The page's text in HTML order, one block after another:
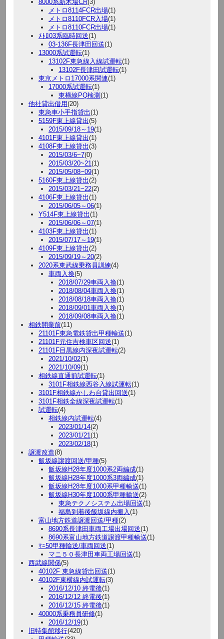
8000系新木場CR(3)
メトロ8114FCR出場(1)
メトロ8110FCR入場(1)
メトロ8110FCR出場(1)
ﾒﾄﾛ03系臨時回送(1)
03-136F長津田回送(1)
13000系試運転(1)
13102F東急線入線試運転(1)
13102F長津田試運転(1)
東京メトロ17000系関連(1)
17000系試運転(1)
東横線PQ検測(1)
他社貸出借用(20)
東急車小手指貸出(1)
5159F東上線貸出(5)
2015/09/18～19(1)
4101F東上線貸出(1)
4108F東上線貸出(3)
2015/03/6~7(0)
2015/03/20~21(1)
2015/05/08~09(1)
5160F東上線貸出(2)
2015/03/21~22(2)
4106F東上線貸出(1)
2015/06/05～06(1)
Y514F東上線貸出(1)
2015/06/06～07(1)
4103F東上線貸出(1)
2015/07/17～19(1)
4109F東上線貸出(2)
2015/09/19～20(2)
2020系東武線乗務員訓練(4)
車両入換(5)
2018/07/29車両入換(1)
2018/08/04車両入換(1)
2018/08/18車両入換(1)
2018/09/01車両入換(1)
2018/09/08車両入換(1)
相鉄開業前(11)
21101F東急電鉄貸出甲種輸送(1)
21101F元住吉検車区回送(1)
21101F目黒線内深夜試運転(2)
2021/10/02(1)
2021/10/09(1)
相鉄線直通前試運転(1)
3101F相鉄線西谷入線試運転(1)
3101F相鉄線かしわ台貸出回送(1)
3101F相鉄全線深夜試運転(1)
試運転(4)
相鉄線内試運転(4)
2023/01/14(2)
2023/01/21(1)
2023/02/18(1)
譲渡改造(8)
飯坂線譲渡回送/甲種(5)
飯坂線H28年度1000系2両編成(1)
飯坂線H28年度1000系3両編成(1)
飯坂線H28年度1000系甲種輸送(1)
飯坂線H30年度1000系甲種輸送(2)
東急テクノシステム出場回送(1)
福島到着後飯坂線内搬入 (1)
富山地方鉄道譲渡回送/甲種(2)
8690系長津田車両工場出場回送(1)
8690系富山地方鉄道譲渡甲種輸送(1)
ﾏﾆ50甲種輸送/車両回送(1)
マニ５０長津田車両工場回送(1)
西武線関係(5)
40102F 東急線貸出回送(1)
40102F東横線内試運転(3)
2016/12/10 終電後(1)
2016/12/12 終電後(1)
2016/12/15 終電後(1)
40000系乗務員研修(1)
2016/12/19(1)
旧特集館移行(420)